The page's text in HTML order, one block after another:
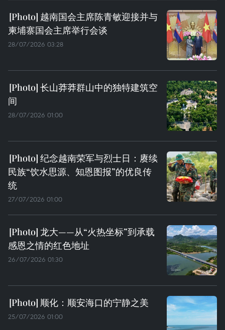
越南国会主席陈青敏迎接并与
柬埔寨国会主席举行会谈
28/07/2026 03:28
长山莽莽群山中的独特建筑空
间
28/07/2026 01:00
纪念越南荣军与烈士日：赓续
民族“饮水思源、知恩图报”的优良传
统
27/07/2026 01:00
龙大——从“火热坐标”到承载
感恩之情的红色地址
26/07/2026 01:30
顺化：顺安海口的宁静之美
25/07/2026 01:00